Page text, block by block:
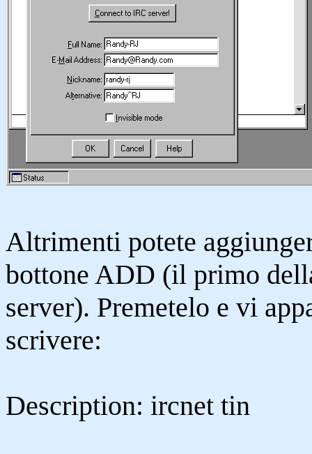
Altrimenti potete
bottone ADD (il primo
server). Premetelo e vi
scrivere:
Description: ircnet tin